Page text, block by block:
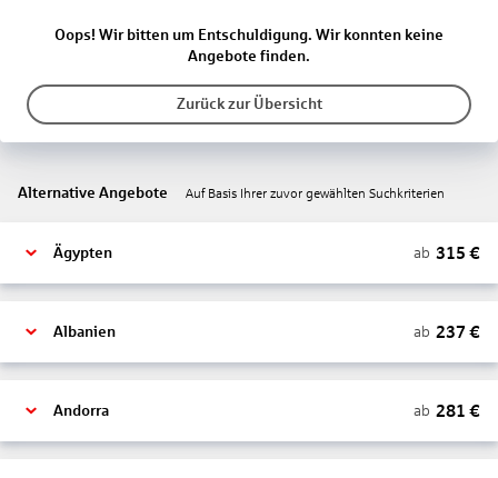
Oops! Wir bitten um Entschuldigung. Wir konnten keine
Angebote finden.
Zurück zur Übersicht
Alternative Angebote Auf Basis Ihrer zuvor gewählten Suchkriterien
Ägypten ab 315 €
Albanien ab 237 €
Andorra ab 281 €